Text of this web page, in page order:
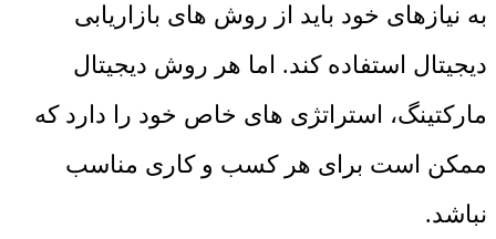
به نیازهای خود باید از روش های بازاریابی
دیجیتال استفاده کند. اما هر روش دیجیتال
مارکتینگ، استراتژی های خاص خود را دارد که
ممکن است برای هر کسب و کاری مناسب
نباشد.